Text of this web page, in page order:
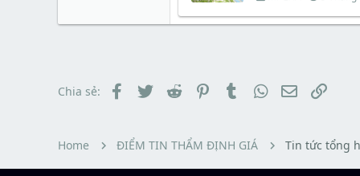
a
ầ
r
t
a
r
à
đ
ầ
Chia sẻ: Facebook
TwitterReddit PinterestTumblrWhatsApp
EmailLink
Home ĐIỂM TIN THẨM ĐỊNH GIÁ Tin tức tổng